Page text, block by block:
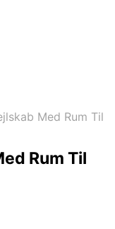
Med Rum Til
Rum Til